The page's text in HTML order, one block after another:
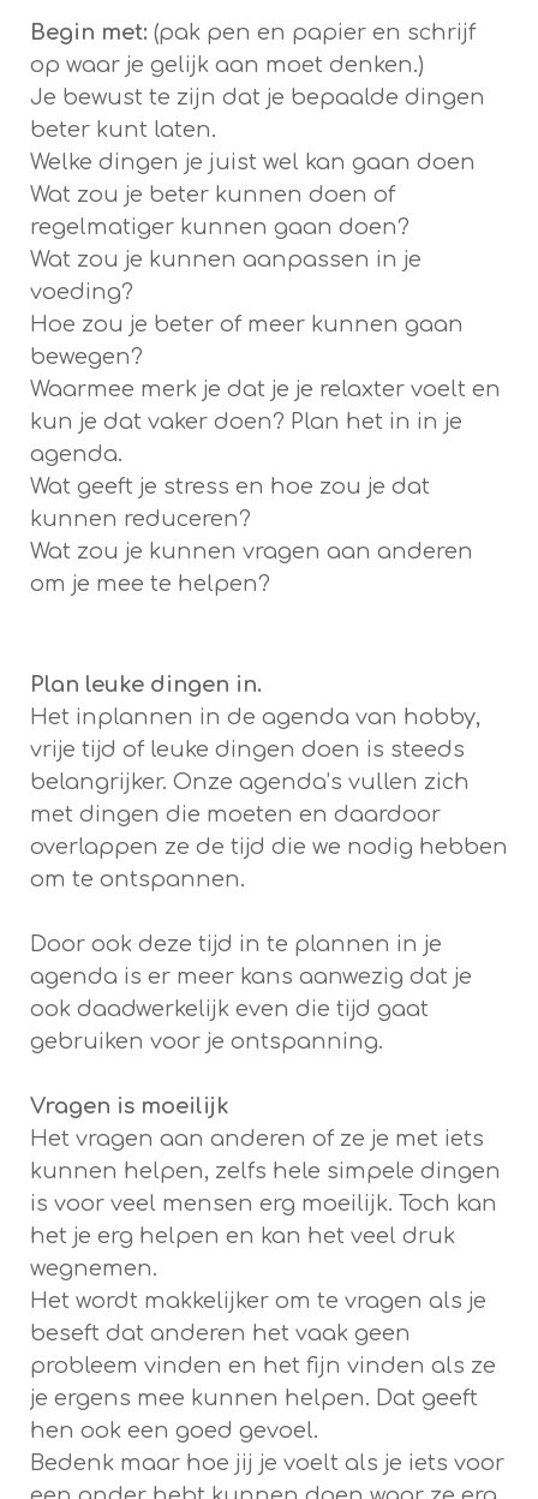
Begin met: (pak pen en papier en schrijf
op waar je gelijk aan moet denken.)
Je bewust te zijn dat je bepaalde dingen
beter kunt laten.
Welke dingen je juist wel kan gaan doen
Wat zou je beter kunnen doen of
regelmatiger kunnen gaan doen?
Wat zou je kunnen aanpassen in je
voeding?
Hoe zou je beter of meer kunnen gaan
bewegen?
Waarmee merk je dat je je relaxter voelt en
kun je dat vaker doen? Plan het in in je
agenda.
Wat geeft je stress en hoe zou je dat
kunnen reduceren?
Wat zou je kunnen vragen aan anderen
om je mee te helpen?
Plan leuke dingen in.
Het inplannen in de agenda van hobby,
vrije tijd of leuke dingen doen is steeds
belangrijker. Onze agenda’s vullen zich
met dingen die moeten en daardoor
overlappen ze de tijd die we nodig hebben
om te ontspannen.
Door ook deze tijd in te plannen in je
agenda is er meer kans aanwezig dat je
ook daadwerkelijk even die tijd gaat
gebruiken voor je ontspanning.
Vragen is moeilijk
Het vragen aan anderen of ze je met iets
kunnen helpen, zelfs hele simpele dingen
is voor veel mensen erg moeilijk. Toch kan
het je erg helpen en kan het veel druk
wegnemen.
Het wordt makkelijker om te vragen als je
beseft dat anderen het vaak geen
probleem vinden en het fijn vinden als ze
je ergens mee kunnen helpen. Dat geeft
hen ook een goed gevoel.
Bedenk maar hoe jij je voelt als je iets voor